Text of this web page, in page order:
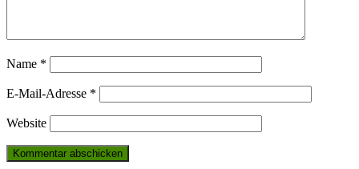
Name *
E-Mail-Adresse *
Website